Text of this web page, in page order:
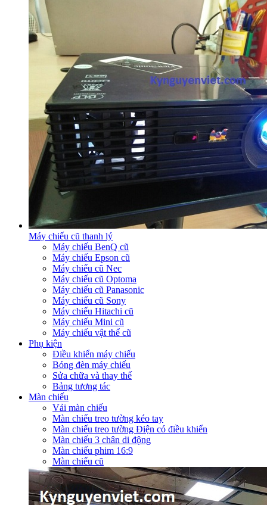
Máy chiếu cũ thanh lý
Máy chiếu BenQ cũ
Máy chiếu Epson cũ
Máy chiếu cũ Nec
Máy chiếu cũ Optoma
Máy chiếu cũ Panasonic
Máy chiếu cũ Sony
Máy chiếu Hitachi cũ
Máy chiếu Mini cũ
Máy chiếu vật thể cũ
Phụ kiện
Điều khiển máy chiếu
Bóng đèn máy chiếu
Sửa chữa và thay thế
Bảng tương tác
Màn chiếu
Vải màn chiếu
Màn chiếu treo tường kéo tay
Màn chiếu treo tường Điện có điều khiển
Màn chiếu 3 chân di động
Màn chiếu phim 16:9
Màn chiếu cũ